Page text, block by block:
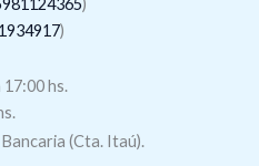
)
hs.
(Cta. Itaú).